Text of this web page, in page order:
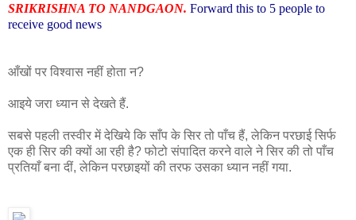
SRIKRISHNA TO NANDGAON. Forward this to 5 people to
receive good news
आँखों पर विश्वास नहीं होता न?
आइये जरा ध्यान से देखते हैं.
सबसे पहली तस्वीर में देखिये कि साँप के सिर तो पाँच हैं, लेकिन परछाई सिर्फ
एक ही सिर की क्यों आ रही है? फोटो संपादित करने वाले ने सिर की तो पाँच
प्रतियाँ बना दीं, लेकिन परछाइयों की तरफ उसका ध्यान नहीं गया.